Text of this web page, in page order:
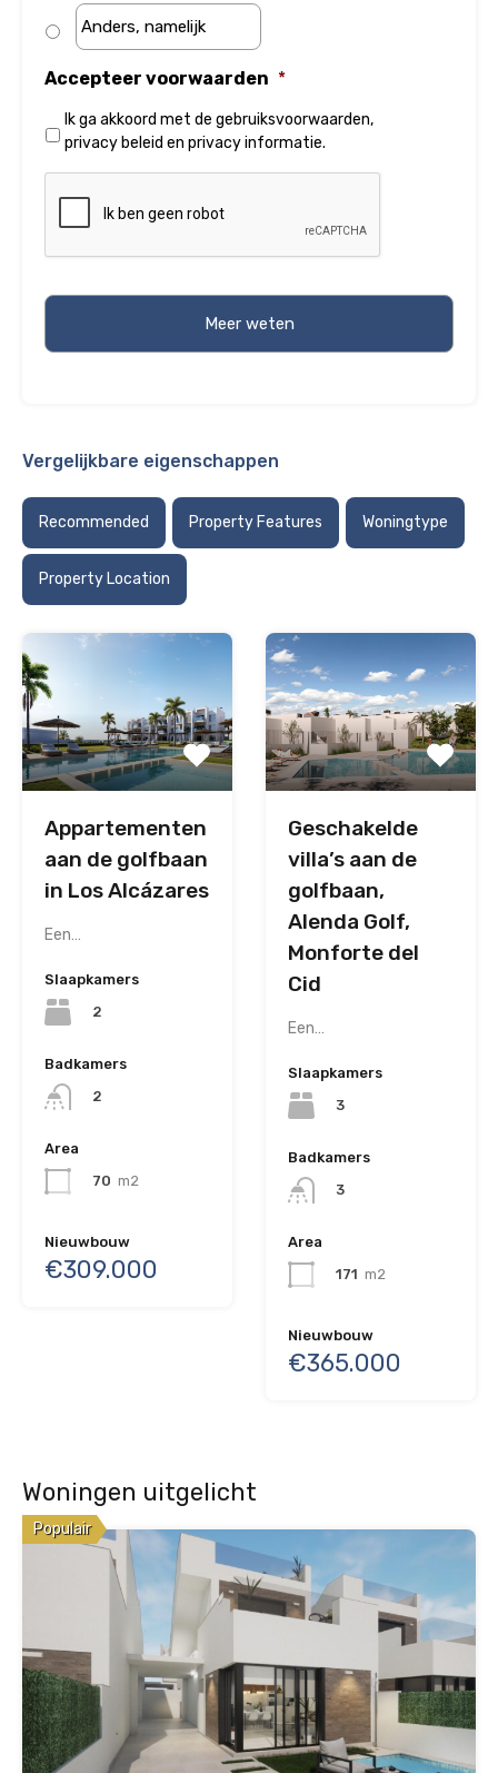
Accepteer voorwaarden *
Ik ga akkoord met de gebruiksvoorwaarden,
privacy beleid en privacy informatie.
Vergelijkbare eigenschappen
Recommended Property Features Woningtype
Property Location
Appartementen
aan de golfbaan
in Los Alcázares
Een…
Slaapkamers
2
Badkamers
2
Area
70 m2
Nieuwbouw
€309.000
Geschakelde
villa’s aan de
golfbaan,
Alenda Golf,
Monforte del
Cid
Een…
Slaapkamers
3
Badkamers
3
Area
171 m2
Nieuwbouw
€365.000
Woningen uitgelicht
Populair